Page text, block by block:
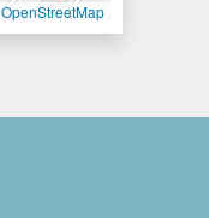
OpenStreetMap